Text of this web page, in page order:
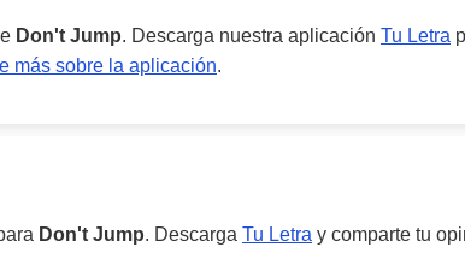
Don't Jump. Descarga nuestra aplicación Tu Letra
más sobre la aplicación.
Don't Jump. Descarga Tu Letra y comparte tu